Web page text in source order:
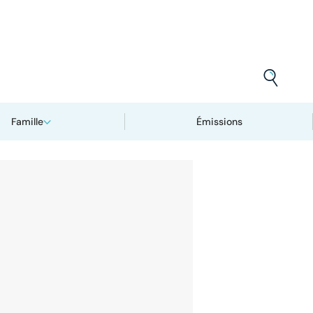
Famille Émissions